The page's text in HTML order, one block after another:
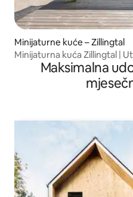
Minijaturne kuće – Zillingtal
Minijaturna kuća Zillingtal |
Maksimalna